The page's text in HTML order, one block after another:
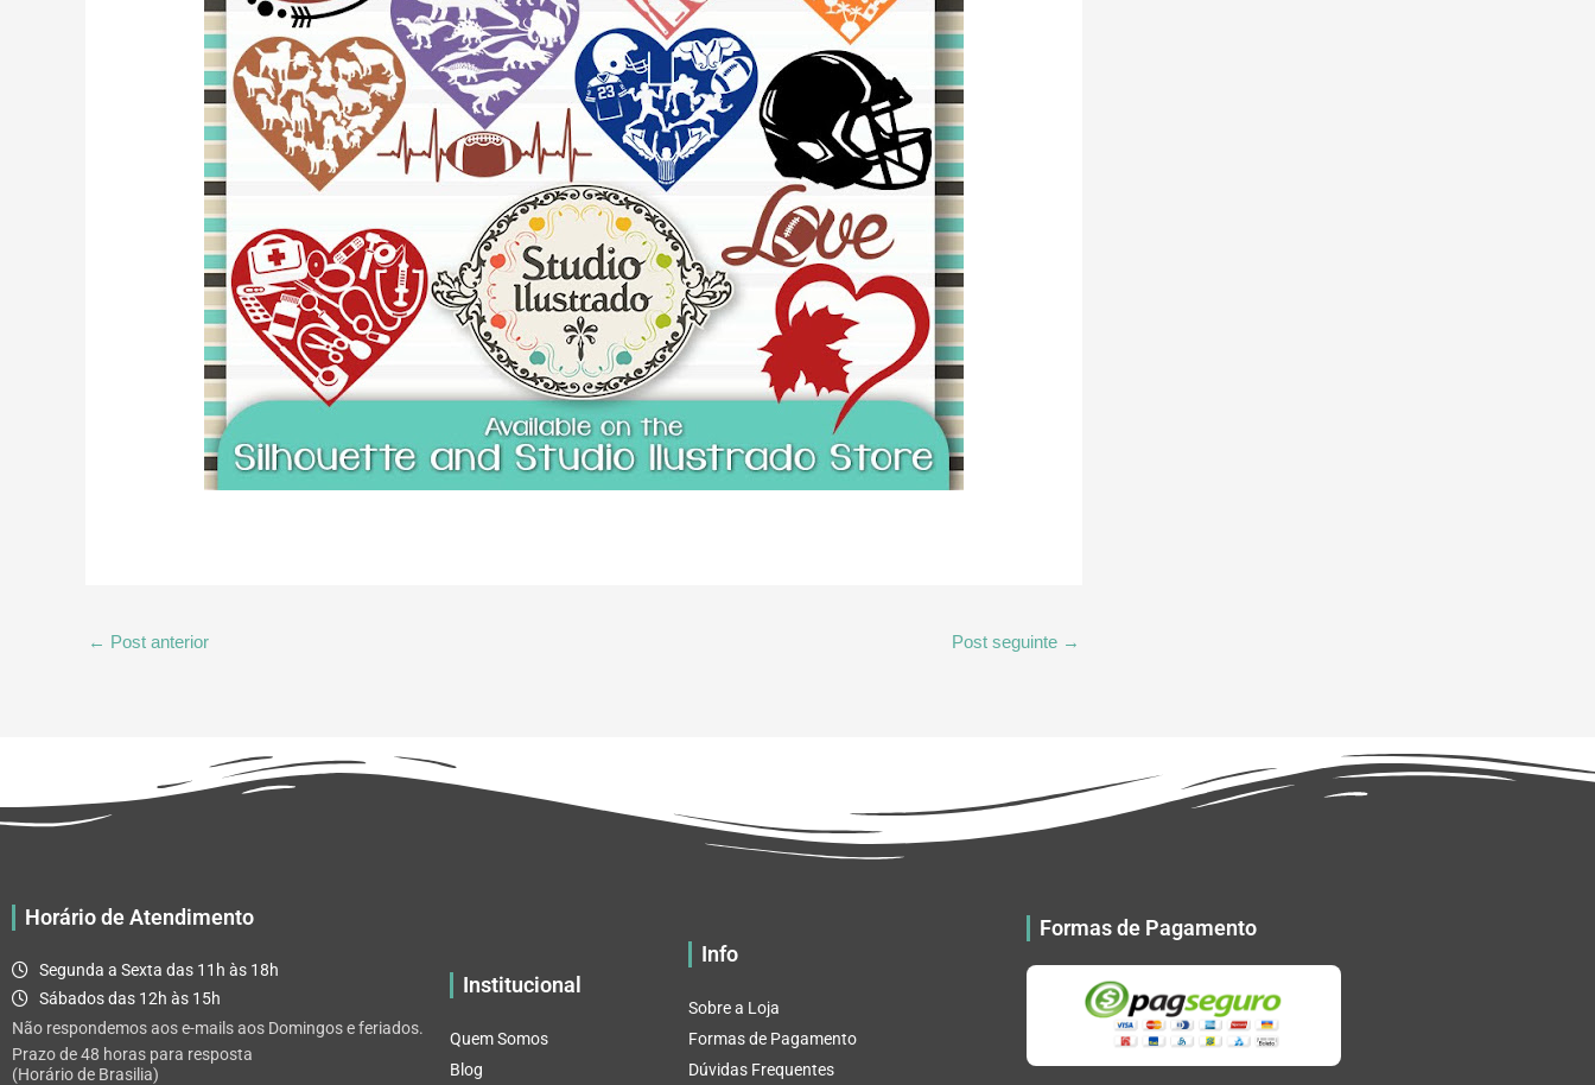
← Post anterior Post seguinte →
Horário de Atendimento
Segunda a Sexta das 11h às 18h
Sábados das 12h às 15h
Não respondemos aos e-mails aos Domingos e feriados.
Prazo de 48 horas para resposta
(Horário de Brasilia)
Institucional
Quem Somos
Blog
Info
Sobre a Loja
Formas de Pagamento
Dúvidas Frequentes
Formas de Pagamento